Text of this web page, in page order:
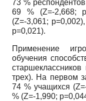
73 % респондентов
69 % (Z=-2,668;
(Z=-3,061; p=0,002),
p=0,021).
Применение
обучения
трех). На первом
74 % учащихся
% (Z=-1,990;